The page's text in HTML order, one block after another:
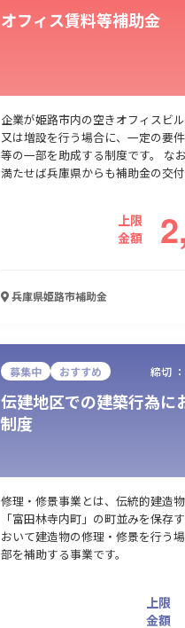
オフィス賃料等補助金
企業が姫路市内の空きオフィスビ
又は増設を行う場合に、一定の要
等の一部を助成する制度です。 な
満たせば兵庫県からも補助金の交
上限
金額
兵庫県姫路市補助金
募集中 おすすめ 締切 ：
伝建地区での建築行為に
制度
修理・修景事業とは、伝統的建造
「富田林寺内町」の町並みを保存
おいて建造物の修理・修景を行う
部を補助する事業です。
上限
金額